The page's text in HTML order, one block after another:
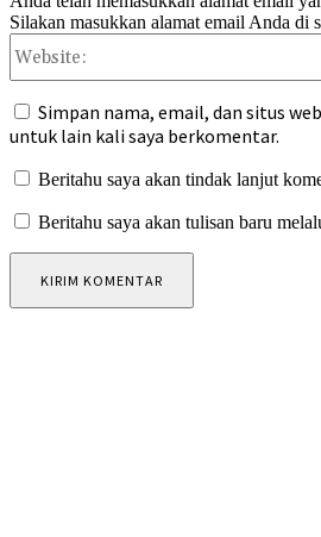
Silakan masukkan alamat email Anda di
Simpan nama, email, dan situs
untuk lain kali saya berkomentar.
Beritahu saya akan tindak lanjut
Beritahu saya akan tulisan baru